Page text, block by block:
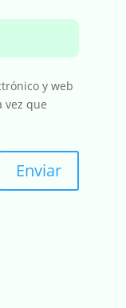
y web
vez que
Enviar